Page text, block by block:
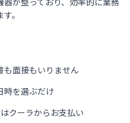
。
も面接もいりません
時を選ぶだけ
クーラからお支払い